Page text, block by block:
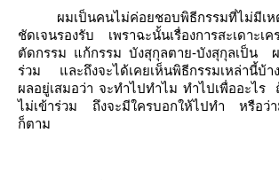
ผมเป็นคนไม่ค่อยชอบพิธีกรรมที่ไม่มีเ
ชัดเจนรองรับ
เพราฉะนั้นเรื่องการสะเดาะเ
ตัดกรรม แก้กรรม บังสุกุลตาย-บังสุกุลเป็น
ร่วม
ละถึงจะได้เคยเห็นพิธีกรรมเหล่านี้บ้า
ผลอยู่เสมอว่า จะทำไปทำไม ทำไปเพื่ออะไร
ไม่เข้าร่วม ถึงจะมีใครบอกให้ไปทำ หรือว่า
ก็ตาม